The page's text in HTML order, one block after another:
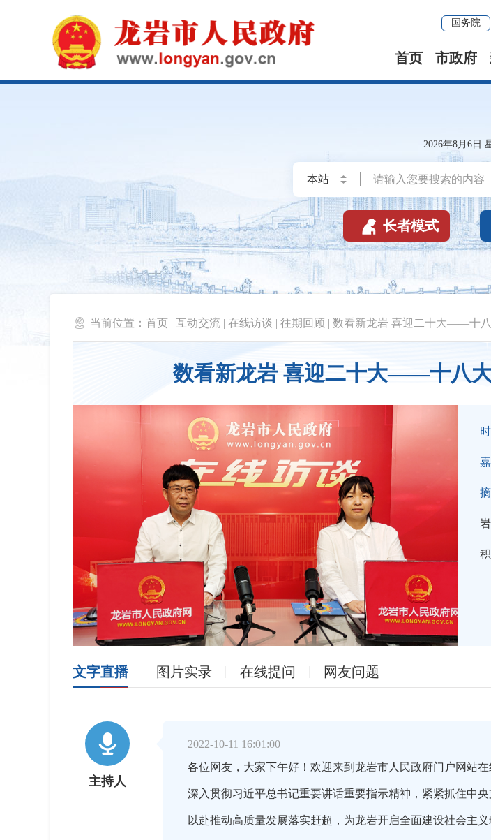
国务院
首页 市政府
2026年8月6日
 长者模式
 当前位置： 首页 | 互动交流 | 在线访谈 | 往期回顾 | 数看新龙岩 喜迎二十大——十
数看新龙岩 喜迎二十大——十八
文字直播 图片实录 在线提问 网友问题

主持人
2022-10-11 16:01:00
各位网友，大家下午好！欢迎来到龙岩市人民政府门户网站
深入贯彻习近平总书记重要讲话重要指示精神，紧紧抓住中
以赴推动高质量发展落实赶超，为龙岩开启全面建设社会主